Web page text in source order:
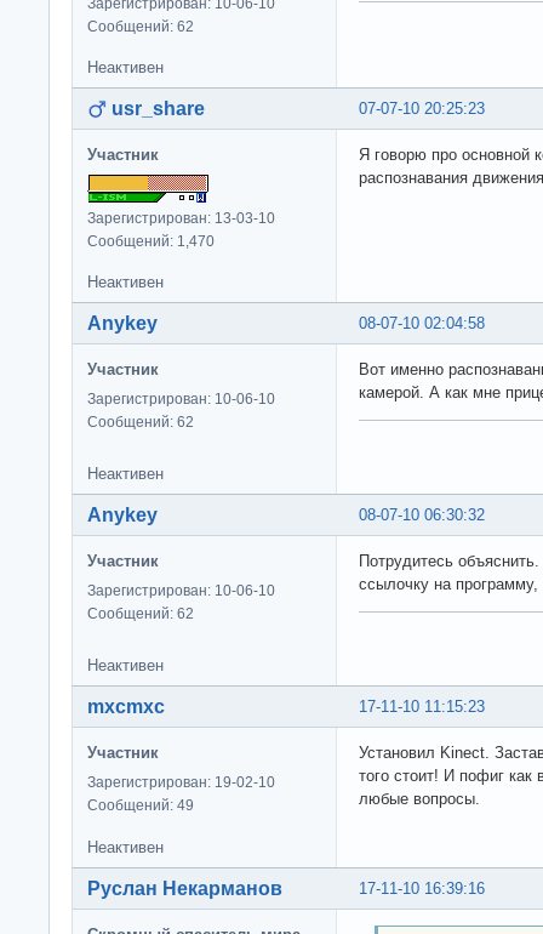
Зарегистрирован: 10-06-10
Сообщений: 62
Неактивен
07-07-10 20:25:23
usr_share
Участник
Зарегистрирован: 13-03-10
Сообщений: 1,470
Я говорю про основной
распознавания
Неактивен
08-07-10 02:04:58
Anykey
Участник
Зарегистрирован: 10-06-10
Сообщений: 62
Вот именно
камерой. А как мне
Неактивен
08-07-10 06:30:32
Anykey
Участник
Зарегистрирован: 10-06-10
Сообщений: 62
Потрудитесь
ссылочку на
Неактивен
17-11-10 11:15:23
mxcmxc
Участник
Зарегистрирован: 19-02-10
Сообщений: 49
Установил Kinect.
того стоит! И пофиг как
любые вопросы.
Неактивен
17-11-10 16:39:16
Руслан Некарманов